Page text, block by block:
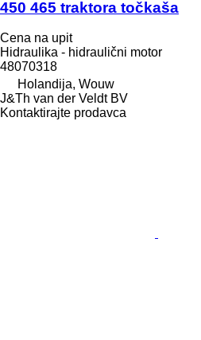
450 465 traktora točkaša
Cena na upit
Hidraulika - hidraulični motor
48070318
Holandija, Wouw
J&Th van der Veldt BV
Kontaktirajte prodavca